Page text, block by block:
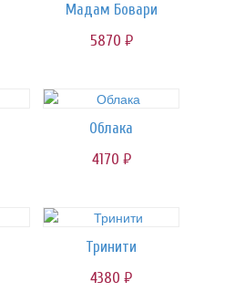
Мадам Бовари
5870 руб.
Облака
4170 руб.
Тринити
4380 руб.